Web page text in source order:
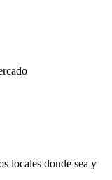
locales donde sea y